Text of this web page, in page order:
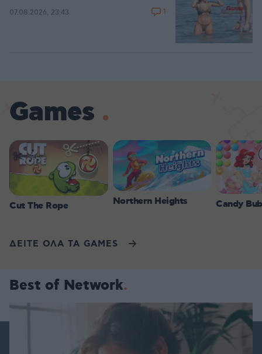
07.08.2026, 23:43 1
Games
Cut The Rope Northern Heights Candy
ΔΕΙΤΕ ΟΛΑ ΤΑ GAMES
Best of Network